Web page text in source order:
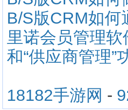
B/S版CRM如何
里诺会员管理软
和“供应商管理”
18182手游网 -